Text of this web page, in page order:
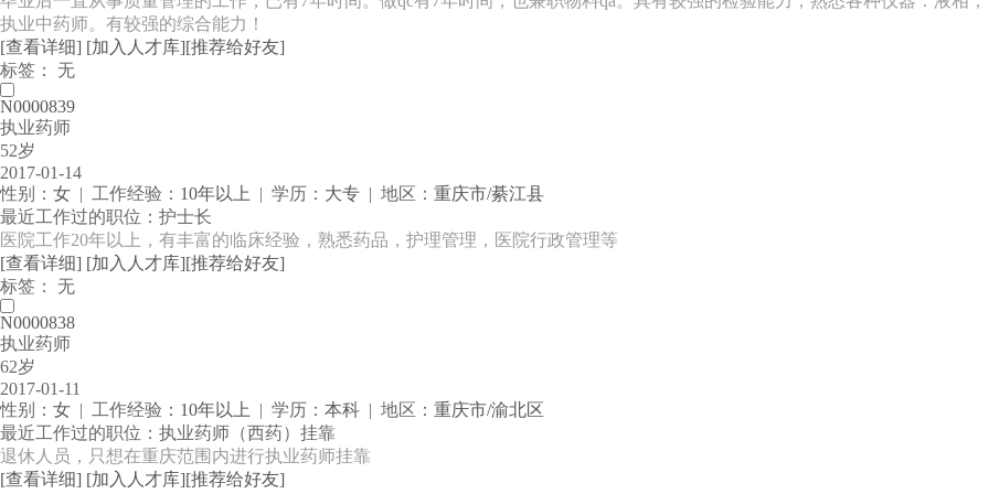
执业中药师。有较强的综合能力！
[查看详细] [加入人才库][推荐给好友]
标签： 无
N0000839
执业药师
52岁
2017-01-14
性别： 女 | 工作经验： 10年以上 | 学历： 大专 | 地区： 重庆市/綦江县
最近工作过的职位：护士长
医院工作20年以上，有丰富的临床经验，熟悉药品，护理管理，医院行政管理等
[查看详细] [加入人才库][推荐给好友]
标签： 无
N0000838
执业药师
62岁
2017-01-11
性别： 女 | 工作经验： 10年以上 | 学历： 本科 | 地区： 重庆市/渝北区
最近工作过的职位：执业药师（西药）挂靠
退休人员，只想在重庆范围内进行执业药师挂靠
[查看详细] [加入人才库][推荐给好友]